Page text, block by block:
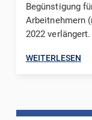
Begünstigung
Arbeitnehmern
2022
WEITERLESEN